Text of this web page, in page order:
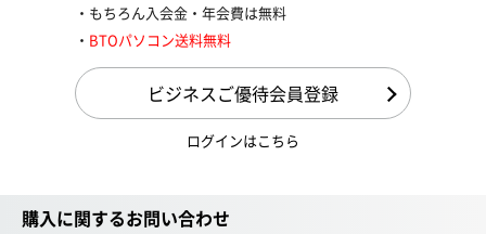
もちろん入会金・年会費は無料
BTOパソコン送料無料
ビジネスご優待会員登録
ログインはこちら
購入に関するお問い合わせ